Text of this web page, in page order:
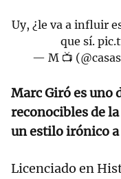
Uy, ¿le va a influir
que sí.
— M 📺
Marc Giró es uno
reconocibles de
un estilo irónico a
Licenciado en